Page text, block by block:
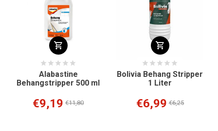
Alabastine
Behangstripper 500 ml
€9,19 €11,80
Bolivia Behang Stripper
1 Liter
€6,99 €6,25